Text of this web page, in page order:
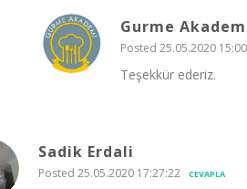
Gurme
Posted 25.05.2020
Teşekkür ederiz.
Sadik Erdali
Posted 25.05.2020 17:27:22 CEVAPLA